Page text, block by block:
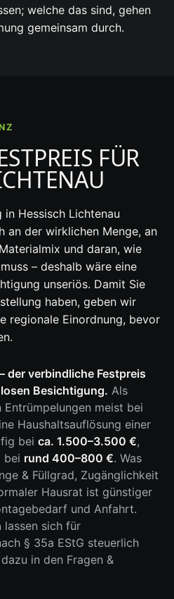
welche das sind, gehen
gemeinsam durch.
FÜR
in Hessisch Lichtenau
an der wirklichen Menge, an
und daran, wie
– deshalb wäre eine
unseriös. Damit Sie
haben, geben wir
regionale Einordnung, bevor
der verbindliche Festpreis
Besichtigung. Als
meist bei
Haushaltsauflösung einer
bei ca. 1.500–3.500 €,
bei rund 400–800 €. Was
& Füllgrad, Zugänglichkeit
Hausrat ist günstiger
und Anfahrt.
lassen sich für
§ 35a EStG steuerlich
in den Fragen &